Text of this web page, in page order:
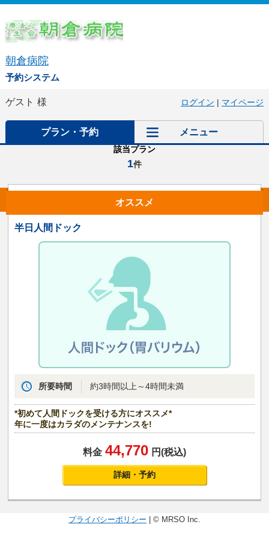
朝倉病院
予約システム
ゲスト 様 ログイン | マイページ
プラン・予約 メニュー
該当プラン
1件
オススメ
半日人間ドック
所要時間 約3時間以上～4時間未満
*初めて人間ドックを受ける方にオススメ*
年に一度はカラダのメンテナンスを!
料金 44,770 円(税込)
詳細・予約
プライバシーポリシー | © MRSO Inc.